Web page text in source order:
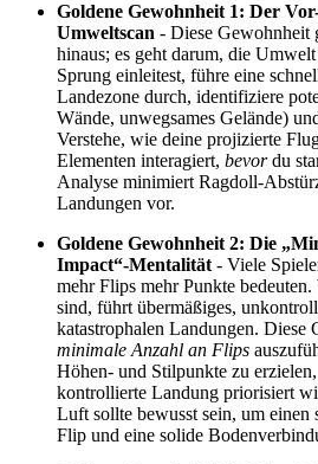
Goldene Gewohnheit 1: Der
Umweltscan - Diese Gewohnheit
hinaus; es geht darum, die
Sprung einleitest, führe eine
Landezone durch, identifiziere
Wände, unwegsames Gelände)
Verstehe, wie deine projizierte
Elementen interagiert, bevordu
Analyse minimiert Ragdoll-
Landungen vor.
Goldene Gewohnheit 2: Die
Impact“-Mentalität- Viele
mehr Flips mehr Punkte
sind, führt übermäßiges,
katastrophalen Landungen. Diese
minimale Anzahl an Flips
Höhen- und Stilpunkte zu
kontrollierte Landung priorisiert
Luft sollte bewusst sein, um einen
Flip und eine solide